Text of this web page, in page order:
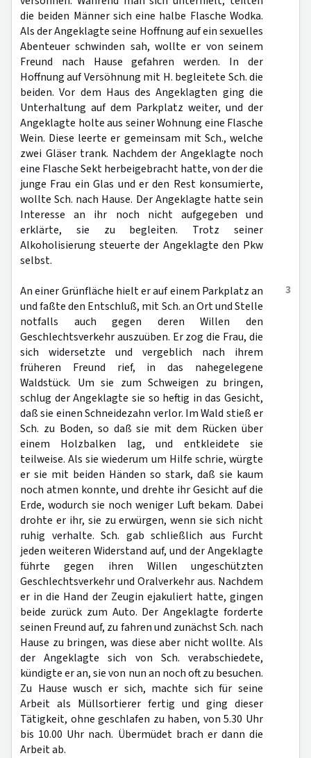
die beiden Männer sich eine halbe Flasche Wodka.
Als der Angeklagte seine Hoffnung auf ein sexuelles
Abenteuer schwinden sah, wollte er von seinem
Freund nach Hause gefahren werden. In der
Hoffnung auf Versöhnung mit H. begleitete Sch. die
beiden. Vor dem Haus des Angeklagten ging die
Unterhaltung auf dem Parkplatz weiter, und der
Angeklagte holte aus seiner Wohnung eine Flasche
Wein. Diese leerte er gemeinsam mit Sch., welche
zwei Gläser trank. Nachdem der Angeklagte noch
eine Flasche Sekt herbeigebracht hatte, von der die
junge Frau ein Glas und er den Rest konsumierte,
wollte Sch. nach Hause. Der Angeklagte hatte sein
Interesse an ihr noch nicht aufgegeben und
erklärte, sie zu begleiten. Trotz seiner
Alkoholisierung steuerte der Angeklagte den Pkw
selbst.
3
An einer Grünfläche hielt er auf einem Parkplatz an
und faßte den Entschluß, mit Sch. an Ort und Stelle
notfalls auch gegen deren Willen den
Geschlechtsverkehr auszuüben. Er zog die Frau, die
sich widersetzte und vergeblich nach ihrem
früheren Freund rief, in das nahegelegene
Waldstück. Um sie zum Schweigen zu bringen,
schlug der Angeklagte sie so heftig in das Gesicht,
daß sie einen Schneidezahn verlor. Im Wald stieß er
Sch. zu Boden, so daß sie mit dem Rücken über
einem Holzbalken lag, und entkleidete sie
teilweise. Als sie wiederum um Hilfe schrie, würgte
er sie mit beiden Händen so stark, daß sie kaum
noch atmen konnte, und drehte ihr Gesicht auf die
Erde, wodurch sie noch weniger Luft bekam. Dabei
drohte er ihr, sie zu erwürgen, wenn sie sich nicht
ruhig verhalte. Sch. gab schließlich aus Furcht
jeden weiteren Widerstand auf, und der Angeklagte
führte gegen ihren Willen ungeschützten
Geschlechtsverkehr und Oralverkehr aus. Nachdem
er in die Hand der Zeugin ejakuliert hatte, gingen
beide zurück zum Auto. Der Angeklagte forderte
seinen Freund auf, zu fahren und zunächst Sch. nach
Hause zu bringen, was diese aber nicht wollte. Als
der Angeklagte sich von Sch. verabschiedete,
kündigte er an, sie von nun an noch oft zu besuchen.
Zu Hause wusch er sich, machte sich für seine
Arbeit als Müllsortierer fertig und ging dieser
Tätigkeit, ohne geschlafen zu haben, von 5.30 Uhr
bis 10.00 Uhr nach. Übermüdet brach er dann die
Arbeit ab.